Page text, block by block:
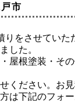
市
をさせていた
した。
屋根塗装・そ
ください。お
は下記のフォー